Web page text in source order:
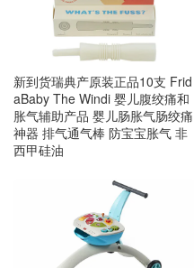
新到货瑞典产原装正品10支 Frid
aBaby The Windi 婴儿腹绞痛和
胀气辅助产品 婴儿肠胀气肠绞痛
神器 排气通气棒 防宝宝胀气 非
西甲硅油